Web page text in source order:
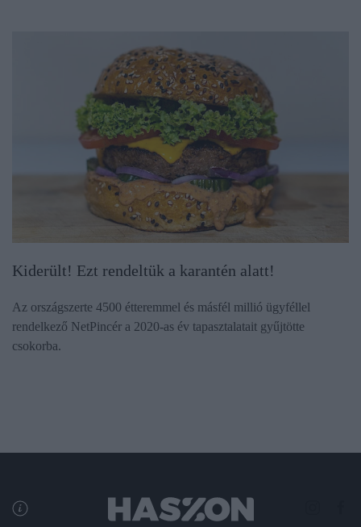
Kiderült! Ezt rendeltük a karantén alatt!
Az országszerte 4500 étteremmel és másfél millió ügyféllel
rendelkező NetPincér a 2020-as év tapasztalatait gyűjtötte
csokorba.